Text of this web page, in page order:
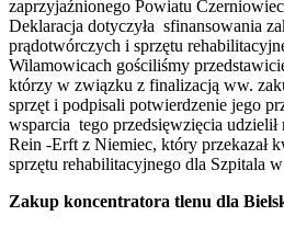
zaprzyjaźnionego Powiatu
Deklaracja dotyczyła sfinansowania
prądotwórczych i sprzętu
Wilamowicach gościliśmy
którzy w związku z finalizacją ww.
sprzęt i podpisali potwierdzenie jego
wsparcia tego przedsięwzięcia
Rein -Erft z Niemiec, który przekazał
sprzętu rehabilitacyjnego dla Szpitala
Zakup koncentratora tlenu dla